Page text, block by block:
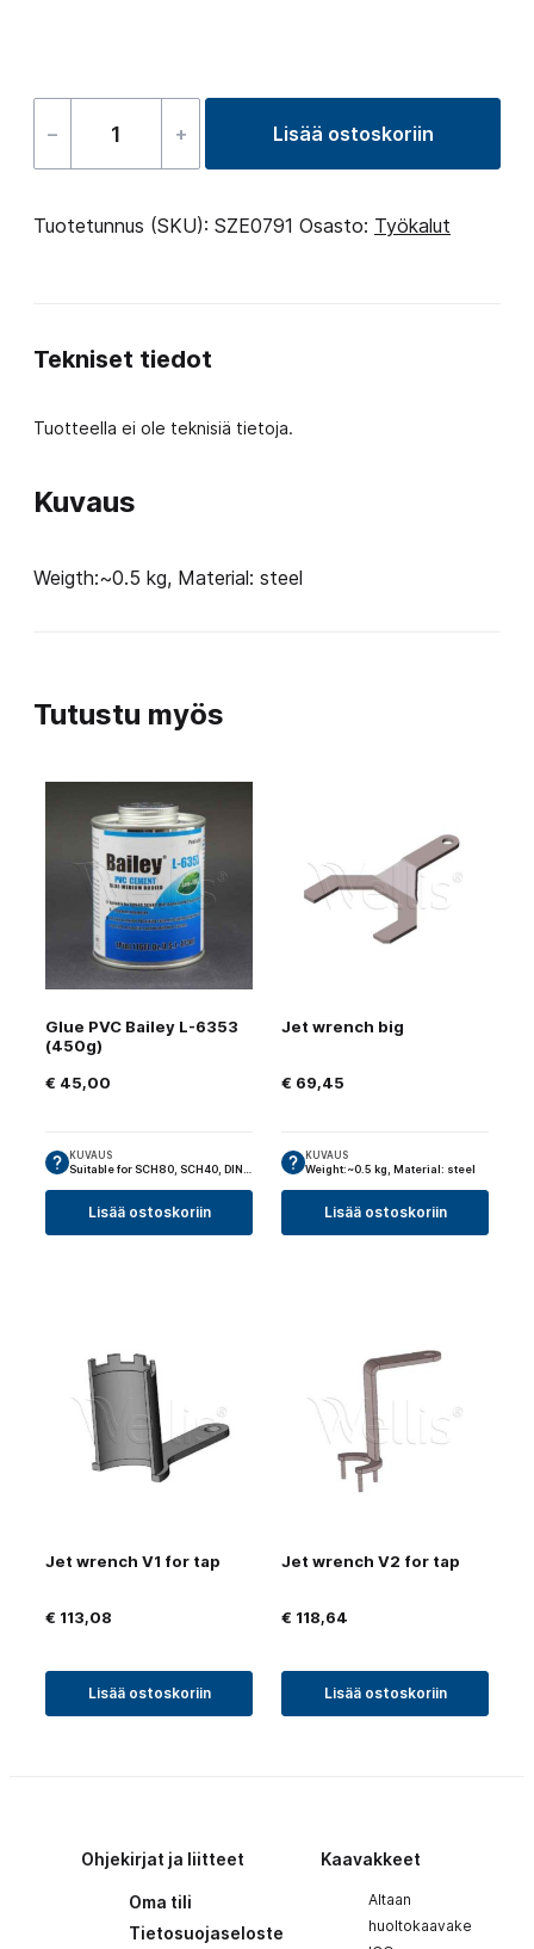
–
Jet
7″
+ Lisää ostoskoriin
Tuotetunnus (SKU): SZE0791 Osasto: Työkalut
Kuvaus
Weigth:~0.5 kg, Material: steel
Tekniset tiedot
Tuotteella ei ole teknisiä tietoja.
Tutustu myös
Glue PVC Bailey L-6353
(450g)
€ 45,00
KUVAUS
Suitable for SCH80, SCH40, DIN…
Lisää ostoskoriin
Jet wrench big
€ 69,45
KUVAUS
Weight:~0.5 kg, Material: steel
Lisää ostoskoriin
Jet wrench V1 for tap
€ 113,08
Lisää ostoskoriin
Jet wrench V2 for tap
€ 118,64
Lisää ostoskoriin
Ohjekirjat ja liitteet
Oma tili
Tietosuojaseloste
Kaavakkeet
Altaan
huoltokaavake